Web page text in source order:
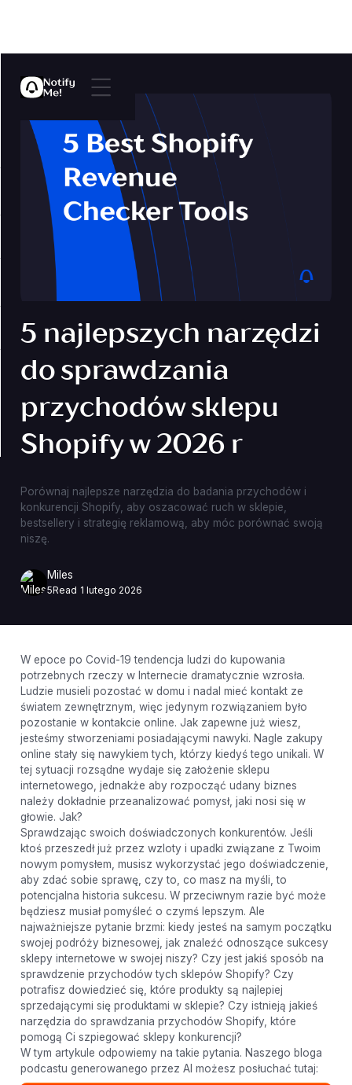
5 najlepszych narzędzi
do sprawdzania
przychodów sklepu
Shopify w 2026 r
Porównaj najlepsze narzędzia do badania przychodów i
konkurencji Shopify, aby oszacować ruch w sklepie,
bestsellery i strategię reklamową, aby móc porównać swoją
niszę.
Miles
5Read 1 lutego 2026
W epoce po Covid-19 tendencja ludzi do kupowania
potrzebnych rzeczy w Internecie dramatycznie wzrosła.
Ludzie musieli pozostać w domu i nadal mieć kontakt ze
światem zewnętrznym, więc jedynym rozwiązaniem było
pozostanie w kontakcie online. Jak zapewne już wiesz,
jesteśmy stworzeniami posiadającymi nawyki. Nagle zakupy
online stały się nawykiem tych, którzy kiedyś tego unikali. W
tej sytuacji rozsądne wydaje się założenie sklepu
internetowego, jednakże aby rozpocząć udany biznes
należy dokładnie przeanalizować pomysł, jaki nosi się w
głowie. Jak?
Sprawdzając swoich doświadczonych konkurentów. Jeśli
ktoś przeszedł już przez wzloty i upadki związane z Twoim
nowym pomysłem, musisz wykorzystać jego doświadczenie,
aby zdać sobie sprawę, czy to, co masz na myśli, to
potencjalna historia sukcesu. W przeciwnym razie być może
będziesz musiał pomyśleć o czymś lepszym. Ale
najważniejsze pytanie brzmi: kiedy jesteś na samym początku
swojej podróży biznesowej, jak znaleźć odnoszące sukcesy
sklepy internetowe w swojej niszy? Czy jest jakiś sposób na
sprawdzenie przychodów tych sklepów Shopify? Czy
potrafisz dowiedzieć się, które produkty są najlepiej
sprzedającymi się produktami w sklepie? Czy istnieją jakieś
narzędzia do sprawdzania przychodów Shopify, które
pomogą Ci szpiegować sklepy konkurencji?
W tym artykule odpowiemy na takie pytania. Naszego bloga
podcastu generowanego przez AI możesz posłuchać tutaj: